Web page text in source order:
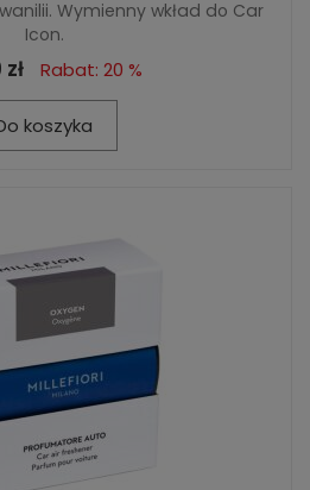
Wymienny wkład do Car
Icon.
Rabat: 20 %
koszyka